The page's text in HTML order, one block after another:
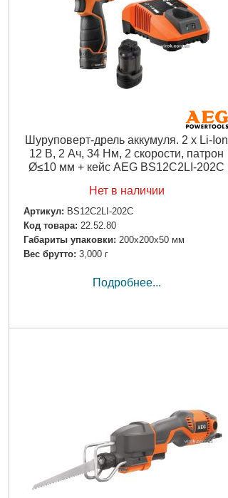
Шуруповерт-дрель аккумуля. 2 x Li-Ion
12 В, 2 Ач, 34 Нм, 2 скорости, патрон
Ø≤10 мм + кейс AEG BS12C2LI-202C
Нет в наличии
Артикул: BS12C2LI-202C
Код товара: 22.52.80
Габариты упаковки: 200x200x50 мм
Вес брутто: 3,000 г
Подробнее...